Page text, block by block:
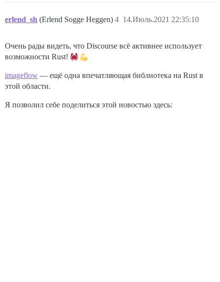
erlend_sh (Erlend Sogge Heggen) 14.Июль.2021 22:35:10
4
Очень рады видеть, что Discourse всё активнее использует
возможности Rust!
imageflow — ещё одна впечатляющая библиотека на Rust в
этой области.
Я позволил себе поделиться этой новостью здесь: